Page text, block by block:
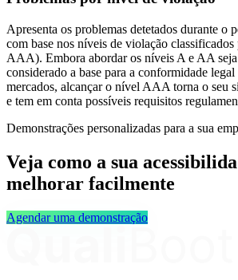
Apresenta os problemas detetados durante o
com base nos níveis de violação
AAA). Embora abordar os níveis A e AA
considerado a base para a conformidade
mercados, alcançar o nível AAA torna o seu
e tem em conta possíveis requisitos
Demonstrações personalizadas para a sua
Veja como a sua
melhorar facilmente
Agendar uma demonstração